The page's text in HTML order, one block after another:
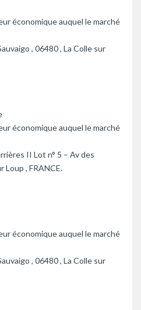
économique auquel le marché
, 06480 , La Colle sur
économique auquel le marché
II Lot n° 5 – Av des
Loup , FRANCE.
économique auquel le marché
, 06480 , La Colle sur